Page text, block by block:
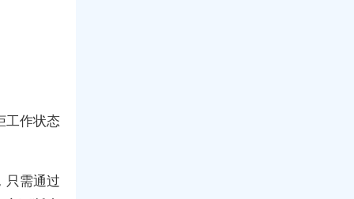
工作状态
只需通过